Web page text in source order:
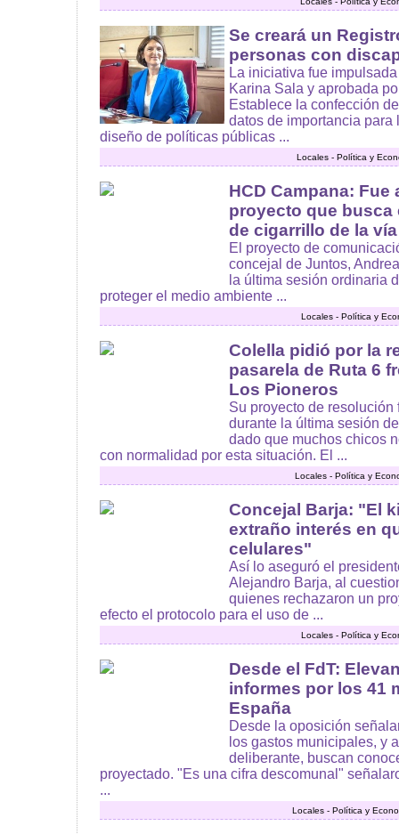
Se creará un
personas con
La iniciativa fue
Karina Sala y aprobada
Establece la confección
datos de importancia
diseño de políticas públicas ...
Locales - Política y
HCD Campana: Fue
proyecto que
de cigarrillo de la
El proyecto de
concejal de Juntos,
la última sesión ordinaria
proteger el medio ambiente ...
Locales - Política y
Colella pidió por la
pasarela de Ruta 6
Los Pioneros
Su proyecto de
durante la última sesión
dado que muchos chicos
con normalidad por esta situación. El ...
Locales - Política y
Concejal Barja: "El
extraño interés en
celulares"
Así lo aseguró el
Alejandro Barja, al
quienes rechazaron un
efecto el protocolo para el uso de ...
Locales - Política y
Desde el FdT:
informes por los 41
España
Desde la oposición
los gastos municipales, y
deliberante, buscan
proyectado. "Es una cifra descomunal"
...
Locales - Política y